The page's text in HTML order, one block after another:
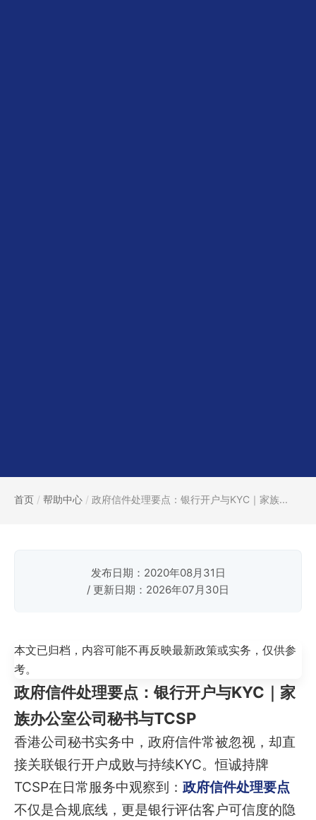
首页 / 帮助中心 / 政府信件处理要点：银行开户与KYC｜家族...
发布日期：2020年08月31日
/ 更新日期：2026年07月30日
本文已归档，内容可能不再反映最新政策或实务，仅供参
考。
政府信件处理要点：银行开户与KYC｜家
族办公室公司秘书与TCSP
香港公司秘书实务中，政府信件常被忽视，却直
接关联银行开户成败与持续KYC。恒诚持牌
TCSP在日常服务中观察到： 政府信件处理要点
不仅是合规底线，更是银行评估客户可信度的隐